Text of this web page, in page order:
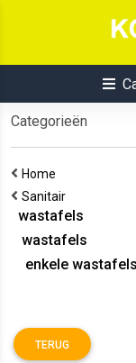
Categorieën
Home
Sanitair
wastafels
wastafels
enkele wastafels
TERUG